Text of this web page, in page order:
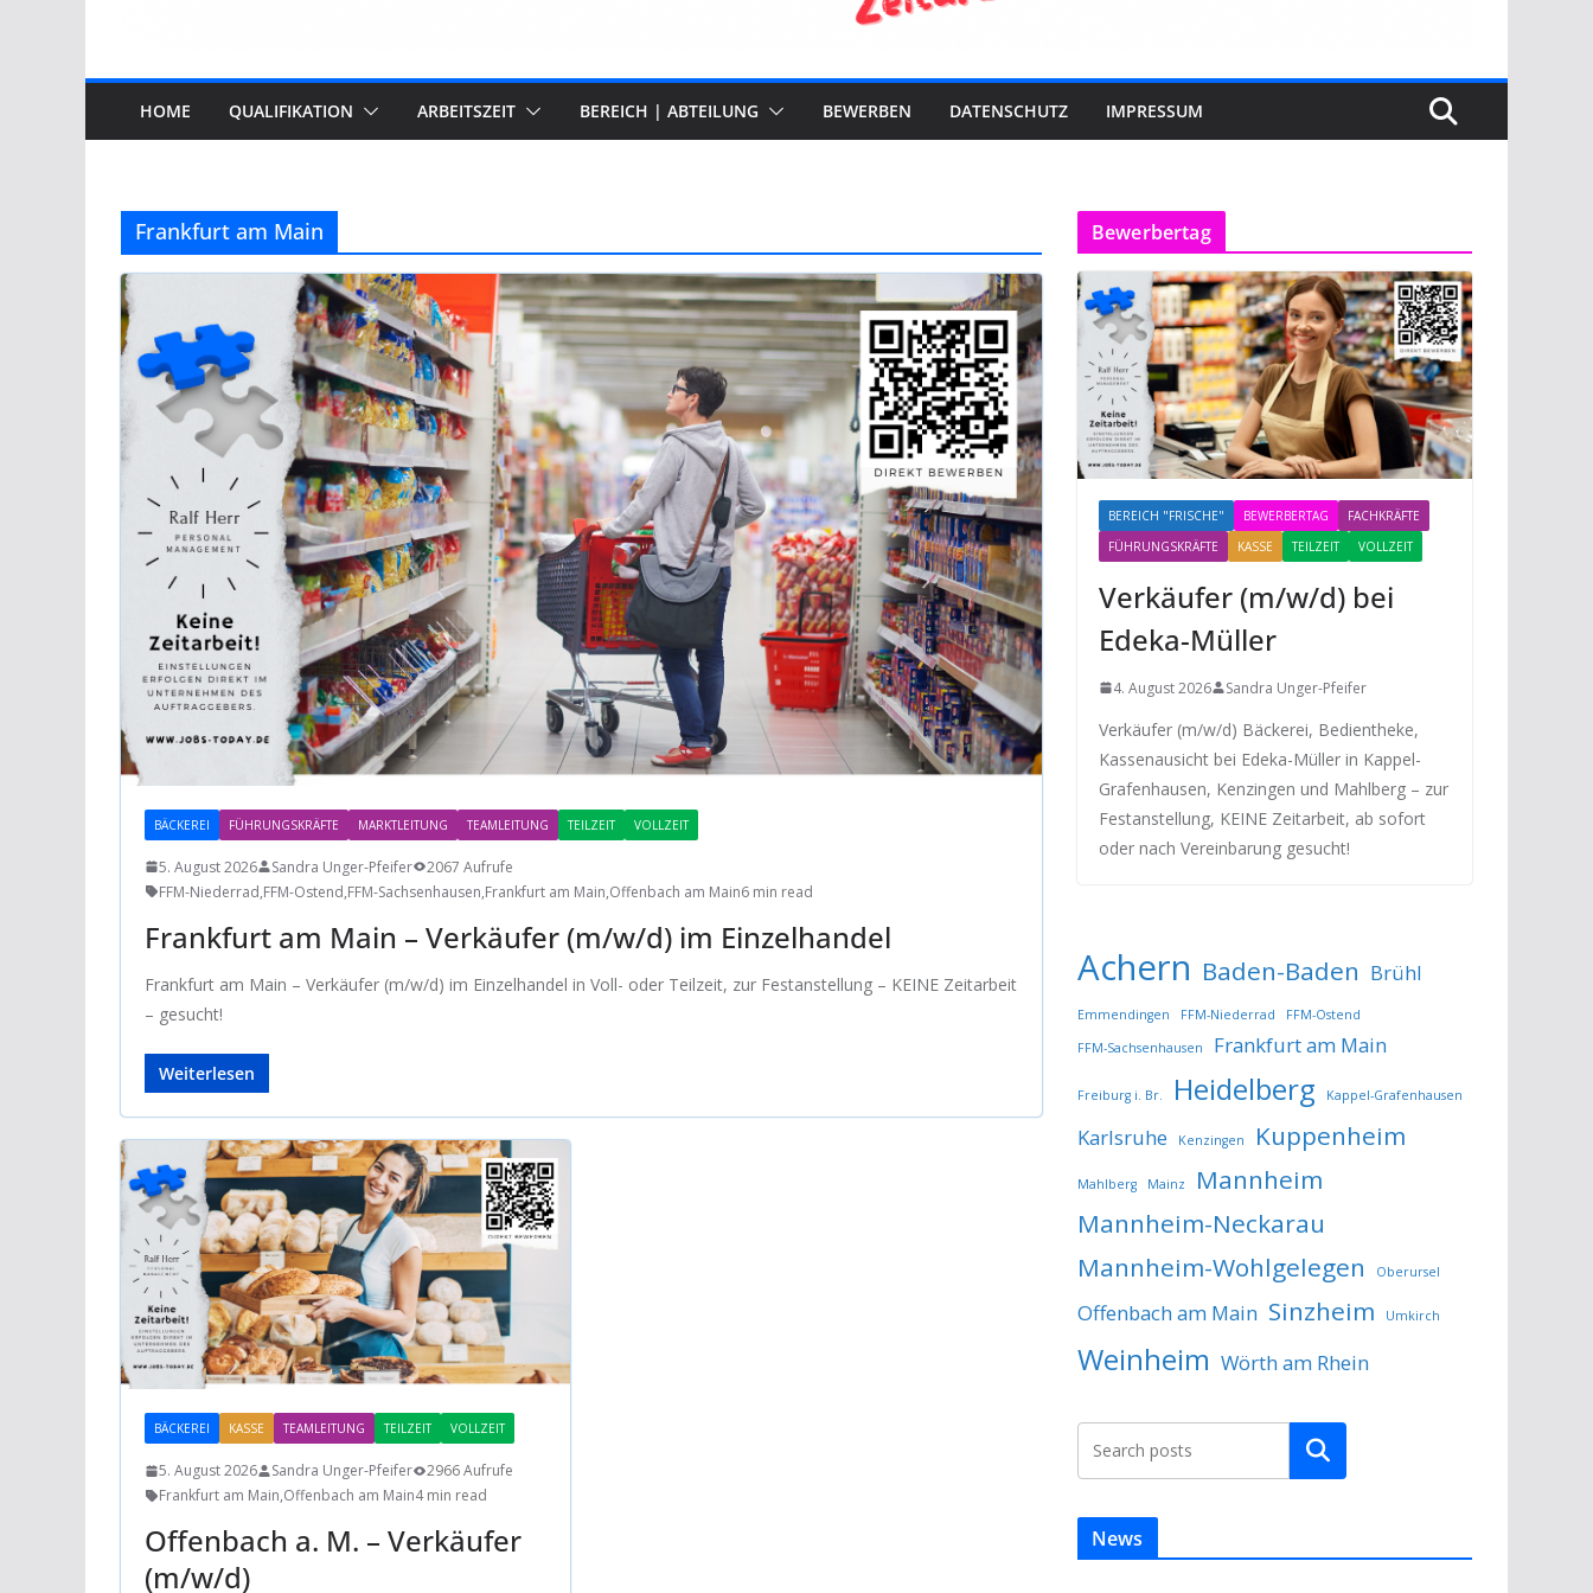
HOME QUALIFIKATION ARBEITSZEIT BEREICH | ABTEILUNG BEWERBEN DATENSCHUTZ IMPRESSUM
Frankfurt am Main
BÄCKEREI FÜHRUNGSKRÄFTE MARKTLEITUNG TEAMLEITUNG TEILZEIT VOLLZEIT
5. August 2026 Sandra Unger-Pfeifer
2067 Aufrufe
FFM-Niederrad,FFM-Ostend,FFM-Sachsenhausen,Frankfurt am Main,Offenbach am Main6 min read
Frankfurt am Main – Verkäufer (m/w/d) im Einzelhandel
Frankfurt am Main – Verkäufer (m/w/d) im Einzelhandel in Voll- oder Teilzeit, zur Festanstellung – KEINE Zeitarbeit
– gesucht!
Weiterlesen
BÄCKEREI KASSE TEAMLEITUNG TEILZEIT VOLLZEIT
5. August 2026 Sandra Unger-Pfeifer
2966 Aufrufe
Frankfurt am Main,Offenbach am Main4 min read
Offenbach a. M. – Verkäufer
(m/w/d)
Bewerbertag
BEREICH "FRISCHE" BEWERBERTAG
FACHKRÄFTE
FÜHRUNGSKRÄFTE
KASSE TEILZEIT VOLLZEIT
Verkäufer (m/w/d) bei
Edeka-Müller
4. August 2026 Sandra Unger-Pfeifer
Verkäufer (m/w/d) Bäckerei, Bedientheke,
Kassenausicht bei Edeka-Müller in Kappel-
Grafenhausen, Kenzingen und Mahlberg – zur
Festanstellung, KEINE Zeitarbeit, ab sofort
oder nach Vereinbarung gesucht!
Achern Baden-Baden Brühl
Emmendingen FFM-Niederrad
FFM-Ostend
FFM-Sachsenhausen
Frankfurt am Main
Freiburg i. Br. Heidelberg Kappel-Grafenhausen
Karlsruhe Kenzingen Kuppenheim
Mahlberg Mainz
Mannheim
Mannheim-Neckarau
Mannheim-Wohlgelegen
Oberursel
Offenbach am Main Sinzheim Umkirch
Weinheim Wörth am Rhein
Suchen
News